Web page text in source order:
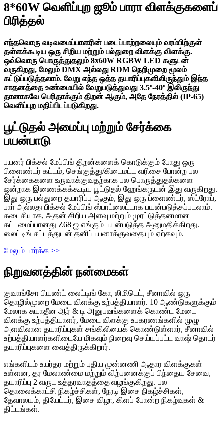
8*60W வெளிப்புற ஜூம் பாரா விளக்குகளைப்
பிரித்தல்
எந்தவொரு வடிவமைப்பாளரின் படைப்பாற்றலையும் வரம்பிற்குள்
தள்ளக்கூடிய ஒரு சிறிய மற்றும் பல்துறை விளக்கு விளக்கு.
ஒவ்வொரு பொருத்துதலும் 8x60W RGBW LED களுடன்
வருகிறது, மேலும் DMX அல்லது RDM நெறிமுறை மூலம்
கட்டுப்படுத்தலாம். வேறு எந்த ஒத்த தயாரிப்புகளிலிருந்தும் இந்த
சாதனத்தை உண்மையில் வேறுபடுத்துவது 3.5º-40º இலிருந்து
தானாகவே பெரிதாக்கும் திறன் ஆகும், அதே நேரத்தில் (IP-65)
வெளிப்புற மதிப்பிடப்படுகிறது.
பூட்டுதல் அமைப்பு மற்றும் சேர்க்கை
பயன்பாடு
பயனர் பிக்சல் மேப்பிங் திறன்களைக் கொடுக்கும் போது ஒரு
பிளைண்டர் கட்டம், செங்குத்து/கிடைமட்ட வரிசை போன்ற பல
சேர்க்கைகளை உருவாக்குவதற்காக பல பொருத்துதல்களை
ஒன்றாக இணைக்கக்கூடிய பூட்டுதல் ஹேங்கருடன் இது வருகிறது.
இது ஒரு பல்துறை தயாரிப்பு ஆகும், இது ஒரு ப்ளைண்டர், ஸ்ட்ரோப்,
பார் அல்லது பிக்சல் மேப்பிங் ஸ்பாட்லைட்டாக பயன்படுத்தப்படலாம்.
கடைசியாக, அதன் சிறிய அளவு மற்றும் முரட்டுத்தனமான
கட்டமைப்பானது Z68 ஐ எங்கும் பயன்படுத்த அனுமதிக்கிறது.
லைட்டிங் சட்டத்துடன் தனிப்பயனாக்குவதையும் ஏற்கவும்.
மேலும் பார்க்க >>
நிறுவனத்தின் நன்மைகள்
குவாங்சோ பியண்ட் லைட்டிங் கோ, லிமிடெட், சீனாவில் ஒரு
தொழில்முறை மேடை விளக்கு உற்பத்தியாளர். 10 ஆண்டுகளுக்கும்
மேலாக சுயாதீன ஆர் & டி அனுபவங்களைக் கொண்ட மேடை
விளக்கு உற்பத்தியாளர், மேடை விளக்கு உபகரணங்களில் முழு
அளவிலான தயாரிப்புகள் சங்கிலியைக் கொண்டுள்ளார், சீனாவில்
உற்பத்தியாளர்களிடையே மிகவும் நிறைவு செய்யப்பட்ட வாஷ் தொடர்
தயாரிப்புகளை வைத்திருக்கிறார்.
எங்களிடம் உயர்தர மற்றும் புதிய முன்னணி ஆதார விளக்குகள்
உள்ளன, தர மேலாண்மை மற்றும் விற்பனைக்குப் பிந்தைய சேவை,
தயாரிப்பு 2 வருட உத்தரவாதத்தை வழங்குகிறது. பல
தொலைக்காட்சி நிகழ்ச்சிகள், நேரடி இசை நிகழ்ச்சிகள்,
தேவாலயம், தியேட்டர், இசை விழா, கிளப் போன்ற நிகழ்வுகள் &
திட்டங்கள்.